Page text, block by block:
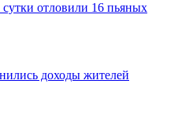
отловили 16 пьяных
доходы жителей